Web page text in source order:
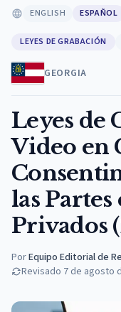
ENGLISH ESPAÑOL
LEYES DE GRABACIÓN
GEORGIA
Leyes de
Video en
las
Privados
PorEquipo Editorial de
Revisado 7 de agosto